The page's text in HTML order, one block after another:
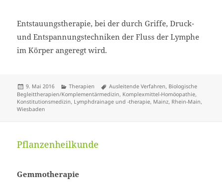
Entstauungstherapie, bei der durch Griffe, Druck-
und Entspannungstechniken der Fluss der Lymphe
im Körper angeregt wird.
Veröffentlicht
am
9. Mai 2016 Kategorien
Therapien Schlagwörter
Ausleitende Verfahren, Biologische
Begleittherapien/Komplementärmedizin, Komplexmittel-Homöopathie,
Konstitutionsmedizin, Lymphdrainage und -therapie, Mainz, Rhein-Main,
Wiesbaden
Pflanzenheilkunde
Gemmotherapie